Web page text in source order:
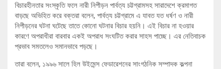
বিচারহীনতার সংস্কৃতি ফলে নারী নিপীড়ন পার্বত্য চট্টগ্রামসহ সারাদেশে ক্রমাগত
বাড়ছে অভিহিত করে বক্তরা বলেন, পার্বত্য চট্টগ্রামে এ যাবত যত ধর্ষণ ও নারী
নিপীড়নের ঘটনা ঘটেছে তাতে কোনো ঘটনার বিচার হয়নি। এই বিচার না হওয়ার
কারণে অপরাধীরা বারবার একই অপরাধ সংঘটিত করার সাহস পাচ্ছে। এর নেতিবাচক
প্রভাব সমতলেও সমানভাবে পড়ছে।
তারা বলেন, ১৯৯৬ সালে হিল উইমেন্স ফেডারেশনের সাংগঠনিক সম্পাদক কল্পনা